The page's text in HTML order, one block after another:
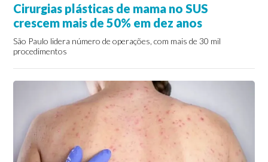
Cirurgias plásticas de mama no SUS
crescem mais de 50% em dez anos
São Paulo lidera número de operações, com mais de 30 mil
procedimentos